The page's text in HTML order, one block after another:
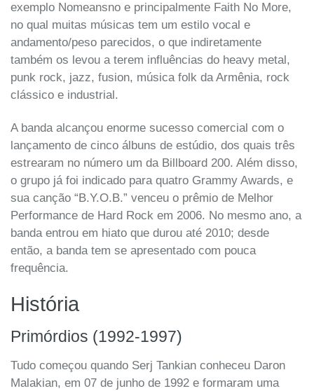
exemplo Nomeansno e principalmente Faith No More,
no qual muitas músicas tem um estilo vocal e
andamento/peso parecidos, o que indiretamente
também os levou a terem influências do heavy metal,
punk rock, jazz, fusion, música folk da Armênia, rock
clássico e industrial.
A banda alcançou enorme sucesso comercial com o
lançamento de cinco álbuns de estúdio, dos quais três
estrearam no número um da Billboard 200. Além disso,
o grupo já foi indicado para quatro Grammy Awards, e
sua canção “B.Y.O.B.” venceu o prêmio de Melhor
Performance de Hard Rock em 2006. No mesmo ano, a
banda entrou em hiato que durou até 2010; desde
então, a banda tem se apresentado com pouca
frequência.
História
Primórdios (1992-1997)
Tudo começou quando Serj Tankian conheceu Daron
Malakian, em 07 de junho de 1992 e formaram uma